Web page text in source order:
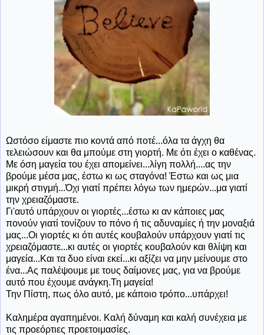
Ωστόσο είμαστε πιο κοντά από ποτέ...όλα τα άγχη θα
τελειώσουν και θα μπούμε στη γιορτή. Με ότι έχει ο καθένας.
Με όση μαγεία του έχει απομείνει...λίγη πολλή....ας την
βρούμε μέσα μας, έστω κι ως σταγόνα! Έστω και ως μια
μικρή στιγμή...Όχι γιατί πρέπει λόγω των ημερών...μα γιατί
την χρειαζόμαστε.
Γι'αυτό υπάρχουν οι γιορτές...έστω κι αν κάποιες μας
πονούν γιατί τονίζουν το πόνο ή τις αδυναμίες ή την μοναξιά
μας...Οι γιορτές κι ότι αυτές κουβαλούν υπάρχουν γιατί τις
χρειαζόμαστε...κι αυτές οι γιορτές κουβαλούν και θλίψη και
μαγεία...Και τα δυο είναι εκεί...κι αξίζει να μην μείνουμε στο
ένα...Ας παλέψουμε με τους δαίμονες μας, για να βρούμε
αυτό που έχουμε ανάγκη.Τη μαγεία!
Την Πίστη, πως όλο αυτό, με κάποιο τρόπο...υπάρχει!
Καλημέρα αγαπημένοι. Καλή δύναμη και καλή συνέχεια με
τις προεόρτιες προετοιμασίες.